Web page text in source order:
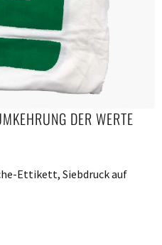
DER WERTE
Ettikett, Siebdruck auf